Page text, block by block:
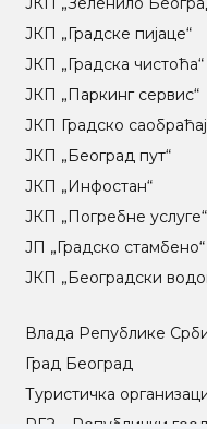
ЈКП „Градске пијаце“
ЈКП „Градска чистоћа“
ЈКП „Паркинг сервис“
ЈКП Градско
ЈКП „Београд пут“
ЈКП „Инфостан“
ЈКП „Погребне услуге“
ЈП „Градско стамбено“
ЈКП „Београдски
Влада Републике
Град Београд
Туристичка
РГЗ – Републички